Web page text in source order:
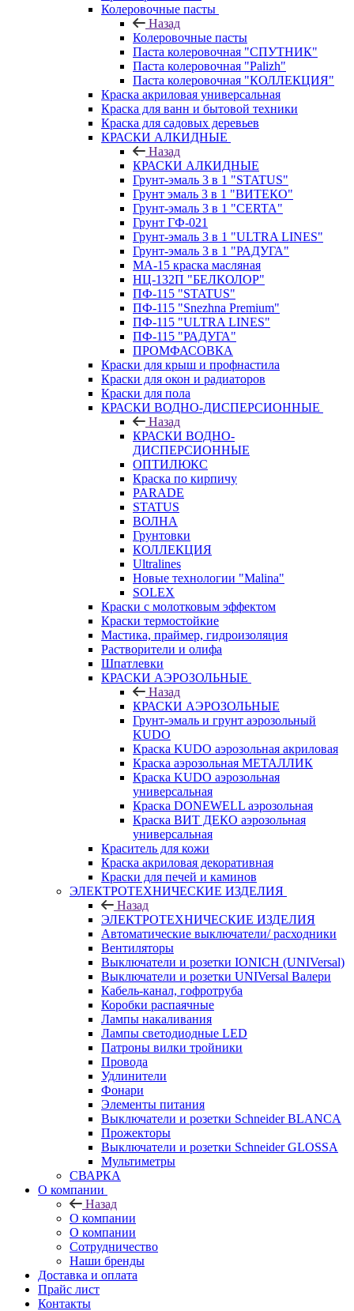
Колеровочные пасты
Назад
Колеровочные пасты
Паста колеровочная "СПУТНИК"
Паста колеровочная "Palizh"
Паста колеровочная "КОЛЛЕКЦИЯ"
Краска акриловая универсальная
Краска для ванн и бытовой техники
Краска для садовых деревьев
КРАСКИ АЛКИДНЫЕ
Назад
КРАСКИ АЛКИДНЫЕ
Грунт-эмаль 3 в 1 "STATUS"
Грунт эмаль 3 в 1 "ВИТЕКО"
Грунт-эмаль 3 в 1 "CERTA"
Грунт ГФ-021
Грунт-эмаль 3 в 1 "ULTRA LINES"
Грунт-эмаль 3 в 1 "РАДУГА"
МА-15 краска масляная
НЦ-132П "БЕЛКОЛОР"
ПФ-115 "STATUS"
ПФ-115 "Snezhna Premium"
ПФ-115 "ULTRA LINES"
ПФ-115 "РАДУГА"
ПРОМФАСОВКА
Краски для крыш и профнастила
Краски для окон и радиаторов
Краски для пола
КРАСКИ ВОДНО-ДИСПЕРСИОННЫЕ
Назад
КРАСКИ ВОДНО-
ДИСПЕРСИОННЫЕ
ОПТИЛЮКС
Краска по кирпичу
PARADE
STATUS
ВОЛНА
Грунтовки
КОЛЛЕКЦИЯ
Ultralines
Новые технологии "Malina"
SOLEX
Краски с молотковым эффектом
Краски термостойкие
Мастика, праймер, гидроизоляция
Растворители и олифа
Шпатлевки
КРАСКИ АЭРОЗОЛЬНЫЕ
Назад
КРАСКИ АЭРОЗОЛЬНЫЕ
Грунт-эмаль и грунт аэрозольный
KUDO
Краска KUDO аэрозольная акриловая
Краска аэрозольная МЕТАЛЛИК
Краска KUDO аэрозольная
универсальная
Краска DONEWELL аэрозольная
Краска ВИТ ДЕКО аэрозольная
универсальная
Краситель для кожи
Краска акриловая декоративная
Краски для печей и каминов
ЭЛЕКТРОТЕХНИЧЕСКИЕ ИЗДЕЛИЯ
Назад
ЭЛЕКТРОТЕХНИЧЕСКИЕ ИЗДЕЛИЯ
Автоматические выключатели/ расходники
Вентиляторы
Выключатели и розетки IONICH (UNIVersal)
Выключатели и розетки UNIVersal Валери
Кабель-канал, гофротруба
Коробки распаячные
Лампы накаливания
Лампы светодиодные LED
Патроны вилки тройники
Провода
Удлинители
Фонари
Элементы питания
Выключатели и розетки Schneider BLANCA
Прожекторы
Выключатели и розетки Schneider GLOSSA
Мультиметры
СВАРКА
О компании
Назад
О компании
О компании
Сотрудничество
Наши бренды
Доставка и оплата
Прайс лист
Контакты